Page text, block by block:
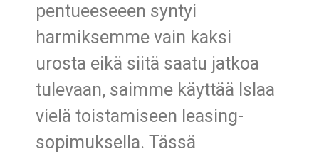
pentueeseeen syntyi
harmiksemme vain kaksi
urosta eikä siitä saatu jatkoa
tulevaan, saimme käyttää Islaa
vielä toistamiseen leasing-
sopimuksella. Tässä